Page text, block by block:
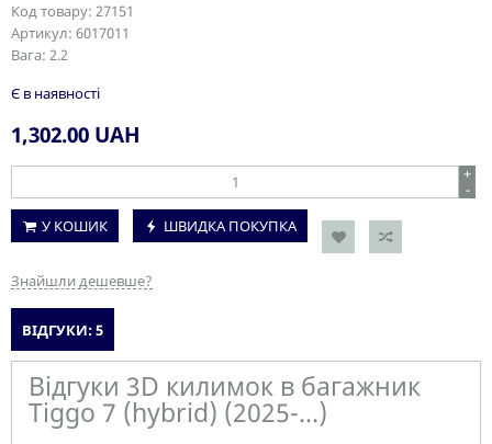
Код товару: 27151
Артикул: 6017011
Вага: 2.2
Є в наявності
1,302.00 UAH
+
-
У КОШИК
ШВИДКА ПОКУПКА
Знайшли дешевше?
ВІДГУКИ: 5
Відгуки 3D килимок в багажник
Tiggo 7 (hybrid) (2025-...)